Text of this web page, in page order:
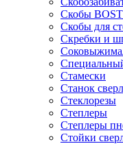
Скобы
Скобы для
Скребки и
Стамески
Станок
Стеклорезы
Степлеры
Степлеры
Стойки